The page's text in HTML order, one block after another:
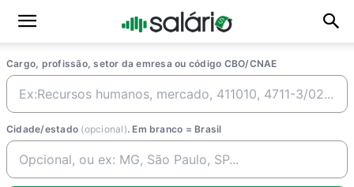
Cargo, profissão, setor da emresa ou código CBO/CNAE
Cidade/estado (opcional). Em branco = Brasil